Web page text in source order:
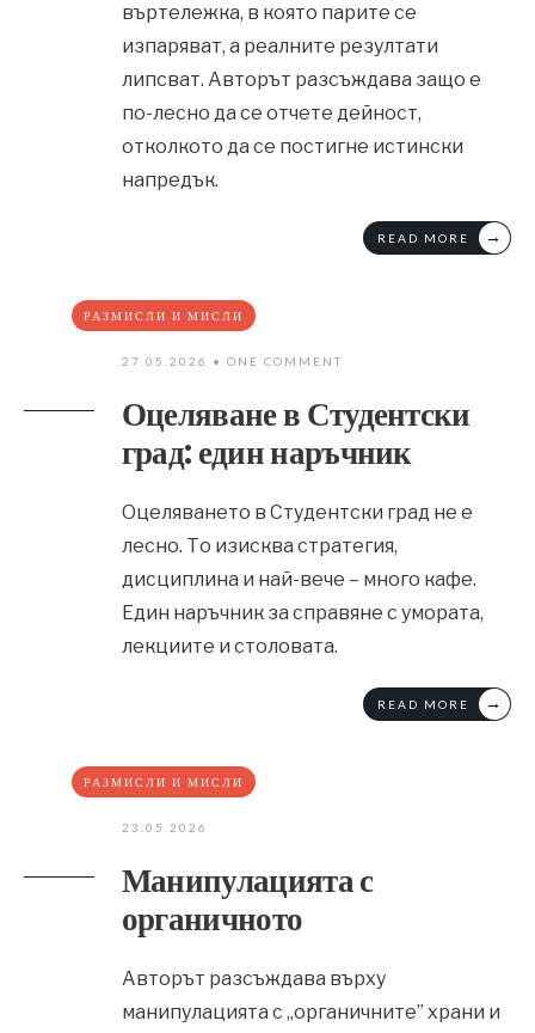
въртележка, в която парите се
изпаряват, а реалните резултати
липсват. Авторът разсъждава защо е
по-лесно да се отчете дейност,
отколкото да се постигне истински
напредък.
READ MORE →
РАЗМИСЛИ И МИСЛИ
27.05.2026 • ONE COMMENT
Оцеляване в Студентски
град: един наръчник
Оцеляването в Студентски град не е
лесно. То изисква стратегия,
дисциплина и най-вече – много кафе.
Един наръчник за справяне с умората,
лекциите и столовата.
READ MORE →
РАЗМИСЛИ И МИСЛИ
23.05.2026
Манипулацията с
органичното
Авторът разсъждава върху
манипулацията с „органичните” храни и